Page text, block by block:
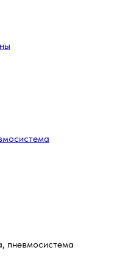
пневмосистема